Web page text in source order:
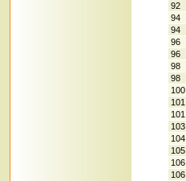
92
94
94
96
96
98
98
100
101
101
103
104
105
106
106